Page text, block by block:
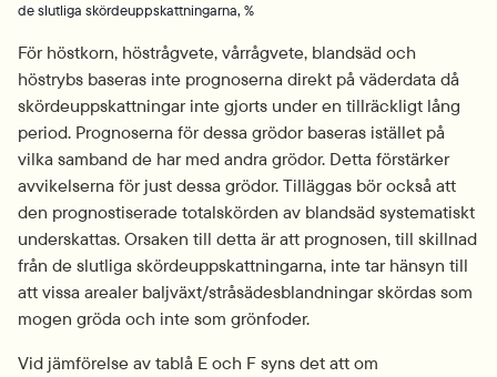
de slutliga skördeuppskattningarna, %
För höstkorn, höstrågvete, vårrågvete, blandsäd och
höstrybs baseras inte prognoserna direkt på väderdata då
skördeuppskattningar inte gjorts under en tillräckligt lång
period. Prognoserna för dessa grödor baseras istället på
vilka samband de har med andra grödor. Detta förstärker
avvikelserna för just dessa grödor. Tilläggas bör också att
den prognostiserade totalskörden av blandsäd systematiskt
underskattas. Orsaken till detta är att prognosen, till skillnad
från de slutliga skördeuppskattningarna, inte tar hänsyn till
att vissa arealer baljväxt/stråsädesblandningar skördas som
mogen gröda och inte som grönfoder.
Vid jämförelse av tablå E och F syns det att om